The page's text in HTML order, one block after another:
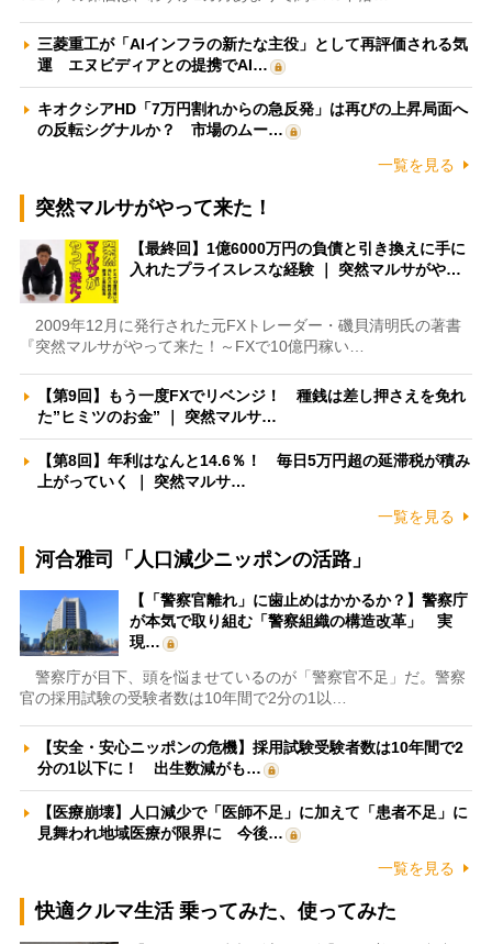
三菱重工が「AIインフラの新たな主役」として再評価される気
運 エヌビディアとの提携でAI…
キオクシアHD「7万円割れからの急反発」は再びの上昇局面へ
の反転シグナルか？ 市場のムー…
一覧を見る
突然マルサがやって来た！
【最終回】1億6000万円の負債と引き換えに手に
入れたプライスレスな経験 ｜ 突然マルサがや…
2009年12月に発行された元FXトレーダー・磯貝清明氏の著書
『突然マルサがやって来た！～FXで10億円稼い…
【第9回】もう一度FXでリベンジ！ 種銭は差し押さえを免れ
た”ヒミツのお金” ｜ 突然マルサ…
【第8回】年利はなんと14.6％！ 毎日5万円超の延滞税が積み
上がっていく ｜ 突然マルサ…
一覧を見る
河合雅司「人口減少ニッポンの活路」
【「警察官離れ」に歯止めはかかるか？】警察庁
が本気で取り組む「警察組織の構造改革」 実
現…
警察庁が目下、頭を悩ませているのが「警察官不足」だ。警察
官の採用試験の受験者数は10年間で2分の1以…
【安全・安心ニッポンの危機】採用試験受験者数は10年間で2
分の1以下に！ 出生数減がも…
【医療崩壊】人口減少で「医師不足」に加えて「患者不足」に
見舞われ地域医療が限界に 今後…
一覧を見る
快適クルマ生活 乗ってみた、使ってみた